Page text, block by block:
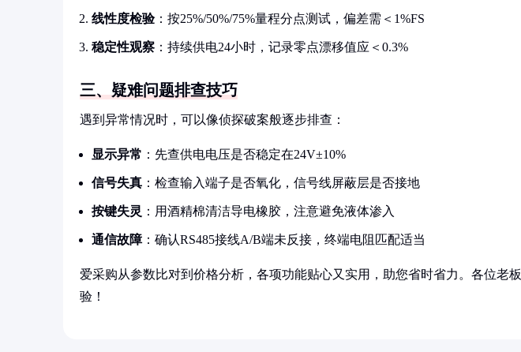
线性度检验：按25%/50%/75%量程分点测试，偏差需＜1%FS
稳定性观察 ：持续供电24小时，记录零点漂移值应＜0.3%
三、疑难问题排查技巧
遇到异常情况时，可以像侦探破案般逐步排查：
显示异常 ：先查供电电压是否稳定在24V±10%
信号失真 ：检查输入端子是否氧化，信号线屏蔽层是否接地
按键失灵 ：用酒精棉清洁导电橡胶，注意避免液体渗入
通信故障：确认RS485接线A/B端未反接，终端电阻匹配适当
爱采购从参数比对到价格分析，各项功能贴心又实用，助您省时省力。各位老
验！